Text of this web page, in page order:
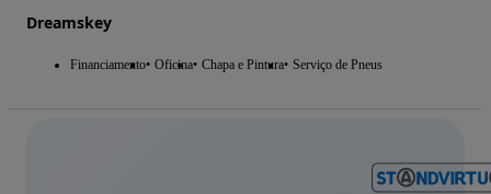
Dreamskey
Financiamento Oficina Chapa e Pintura Serviço de Pneus